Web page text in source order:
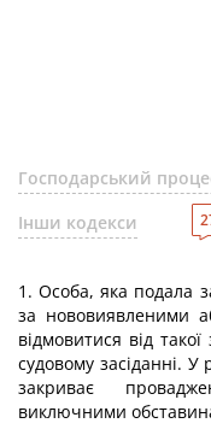
Господарський
Інши кодекси
1. Особа, яка подала
за нововиявленими
відмовитися від
судовому засіданні. У
закриває
виключними